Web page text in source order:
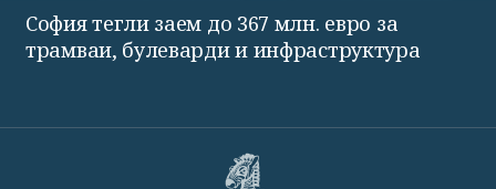
София тегли заем до 367 млн. евро за
трамваи, булеварди и инфраструктура